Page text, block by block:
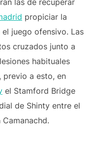
las de recuperar
propiciar la
juego ofensivo. Las
cruzados junto a
habituales
a esto, en
el Stamford Bridge
de Shinty entre el